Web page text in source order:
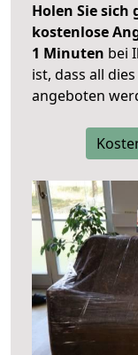
Holen Sie sich
kostenlose
1 Minuten bei
ist, dass all
angeboten